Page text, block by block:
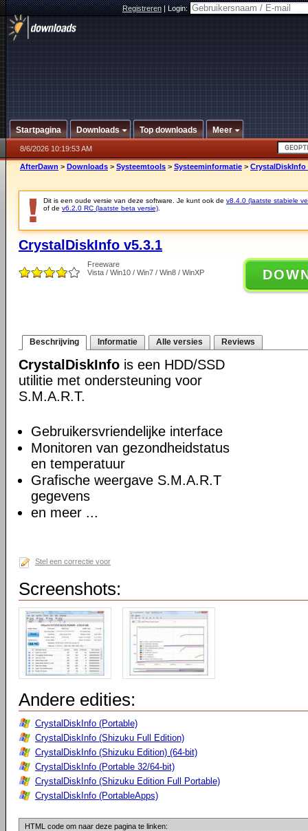
Registreren|Login:
Startpagina Downloads Top downloads Meer
8/6/2026 10:19:53 AM
AfterDawn > Downloads > Systeemtools > Systeeminformatie > CrystalDiskInfo
Dit is een oude versie van deze software. Je kunt ook de v8.4.0 (laatste stabiele
of de v6.2.0 RC (laatste beta versie)
CrystalDiskInfo v5.3.1
Freeware
Vista / Win10 / Win7 / Win8 / WinXP
Beschrijving Informatie Alle versies Reviews
CrystalDiskInfo is een HDD/SSD
utilitie met ondersteuning voor
S.M.A.R.T.
Gebruikersvriendelijke interface
Monitoren van gezondheidstatus
en temperatuur
Grafische weergave S.M.A.R.T
gegevens
en meer ...
Stel een correctie voor
Screenshots:
Andere edities:
CrystalDiskInfo (Portable)
CrystalDiskInfo (Shizuku Full Edition)
CrystalDiskInfo (Shizuku Edition) (64-bit)
CrystalDiskInfo (Portable 32/64-bit)
CrystalDiskInfo (Shizuku Edition Full Portable)
CrystalDiskInfo (PortableApps)
HTML code om naar deze pagina te linken: